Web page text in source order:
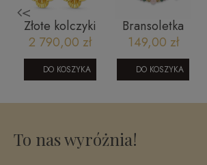
<
Złote kolczyki
585
marokańska
koniczyna C
2 790,00 zł
DO KOSZYKA
Bransoletka
na sznurku-
różowy
kwarc,
szmaragd,
turmalin,
149,00 zł
DO KOSZYKA
To nas wyróżnia!